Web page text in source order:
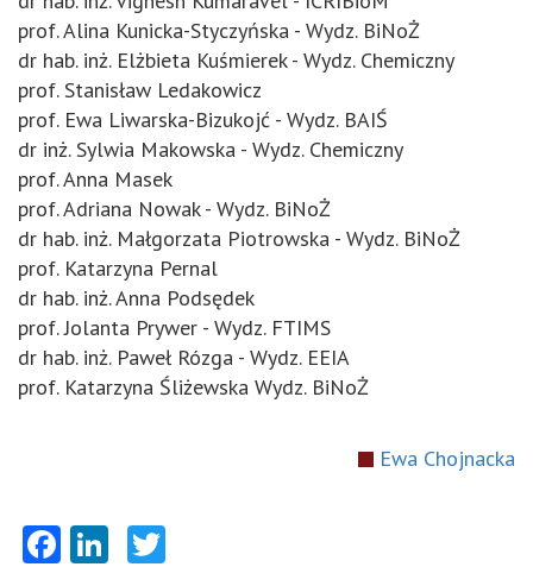
prof. Alina Kunicka-Styczyńska - Wydz. BiNoŻ
dr hab. inż. Elżbieta Kuśmierek - Wydz. Chemiczny
prof. Stanisław Ledakowicz
prof. Ewa Liwarska-Bizukojć - Wydz. BAIŚ
dr inż. Sylwia Makowska - Wydz. Chemiczny
prof. Anna Masek
prof. Adriana Nowak - Wydz. BiNoŻ
dr hab. inż. Małgorzata Piotrowska - Wydz. BiNoŻ
prof. Katarzyna Pernal
dr hab. inż. Anna Podsędek
prof. Jolanta Prywer - Wydz. FTIMS
dr hab. inż. Paweł Rózga - Wydz. EEIA
prof. Katarzyna Śliżewska Wydz. BiNoŻ
Ewa Chojnacka
Facebook
LinkedIn